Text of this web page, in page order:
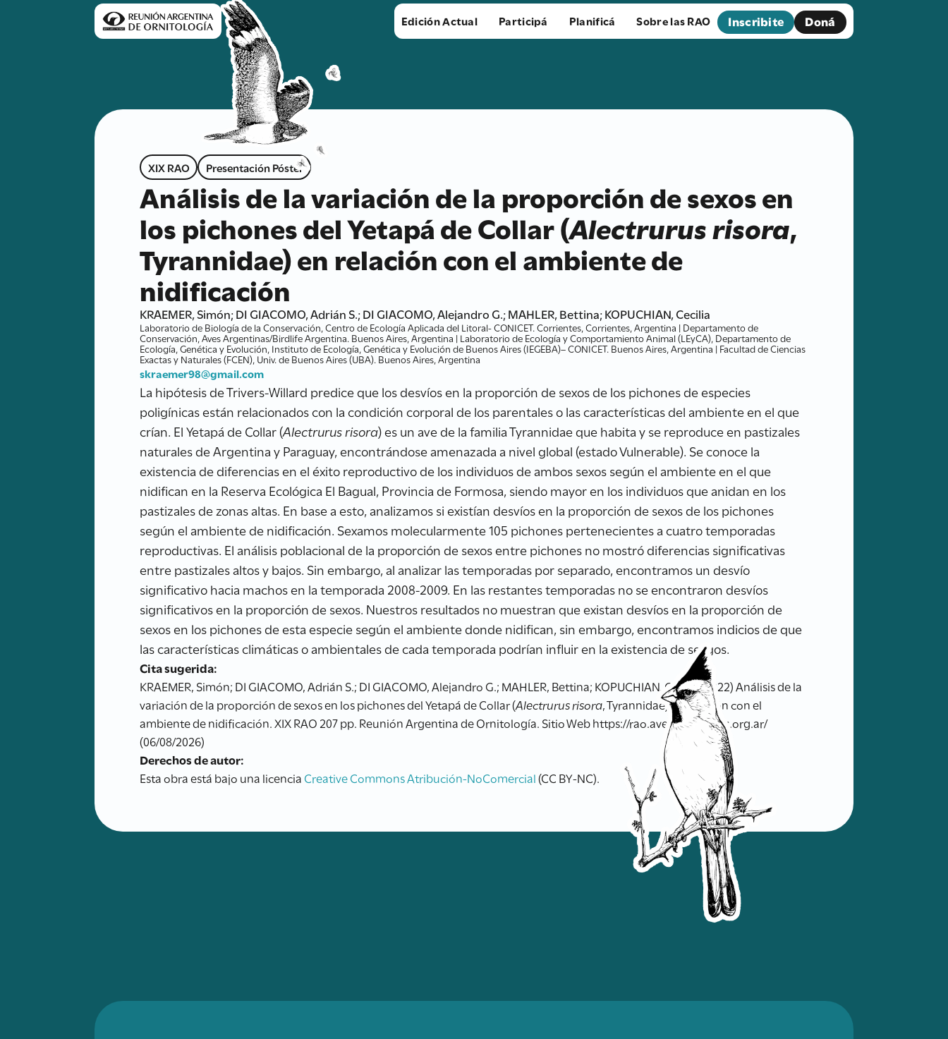
Edición Actual Participá Planificá Sobre las RAO Inscribite Doná
XIX RAO Presentación Póster
Análisis de la variación de la proporción de sexos en
los pichones del Yetapá de Collar (Alectrurus risora,
Tyrannidae) en relación con el ambiente de
nidificación
KRAEMER, Simón; DI GIACOMO, Adrián S.; DI GIACOMO, Alejandro G.; MAHLER, Bettina; KOPUCHIAN, Cecilia
Laboratorio de Biología de la Conservación, Centro de Ecología Aplicada del Litoral- CONICET. Corrientes, Corrientes, Argentina | Departamento de
Conservación, Aves Argentinas/Birdlife Argentina. Buenos Aires, Argentina | Laboratorio de Ecología y Comportamiento Animal (LEyCA), Departamento de
Ecología, Genética y Evolución, Instituto de Ecología, Genética y Evolución de Buenos Aires (IEGEBA)– CONICET. Buenos Aires, Argentina | Facultad de Ciencias
Exactas y Naturales (FCEN), Univ. de Buenos Aires (UBA). Buenos Aires, Argentina
skraemer98@gmail.com
La hipótesis de Trivers-Willard predice que los desvíos en la proporción de sexos de los pichones de especies
poligínicas están relacionados con la condición corporal de los parentales o las características del ambiente en el que
crían. El Yetapá de Collar (Alectrurus risora) es un ave de la familia Tyrannidae que habita y se reproduce en pastizales
naturales de Argentina y Paraguay, encontrándose amenazada a nivel global (estado Vulnerable). Se conoce la
existencia de diferencias en el éxito reproductivo de los individuos de ambos sexos según el ambiente en el que
nidifican en la Reserva Ecológica El Bagual, Provincia de Formosa, siendo mayor en los individuos que anidan en los
pastizales de zonas altas. En base a esto, analizamos si existían desvíos en la proporción de sexos de los pichones
según el ambiente de nidificación. Sexamos molecularmente 105 pichones pertenecientes a cuatro temporadas
reproductivas. El análisis poblacional de la proporción de sexos entre pichones no mostró diferencias significativas
entre pastizales altos y bajos. Sin embargo, al analizar las temporadas por separado, encontramos un desvío
significativo hacia machos en la temporada 2008-2009. En las restantes temporadas no se encontraron desvíos
significativos en la proporción de sexos. Nuestros resultados no muestran que existan desvíos en la proporción de
sexos en los pichones de esta especie según el ambiente donde nidifican, sin embargo, encontramos indicios de que
las características climáticas o ambientales de cada temporada podrían influir en la existencia de sesgos.
Cita sugerida:
KRAEMER, Simón; DI GIACOMO, Adrián S.; DI GIACOMO, Alejandro G.; MAHLER, Bettina; KOPUCHIAN, Cecilia (2022) Análisis de la
variación de la proporción de sexos en los pichones del Yetapá de Collar (Alectrurus risora, Tyrannidae) en relación con el
ambiente de nidificación. XIX RAO 207 pp. Reunión Argentina de Ornitología. Sitio Web https://rao.avesargentinas.org.ar/
(06/08/2026)
Derechos de autor:
Esta obra está bajo una licencia Creative Commons Atribución-NoComercial(CC BY-NC).